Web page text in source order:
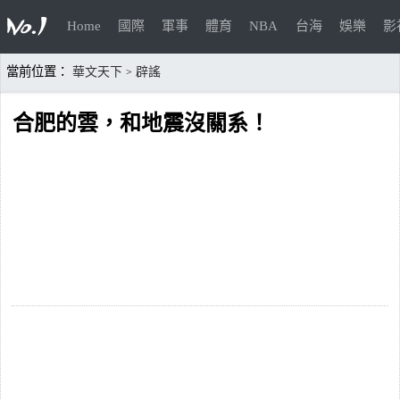
Home 國際 軍事 體育 NBA 台海 娛樂 影
當前位置： 華文天下 > 辟謠
合肥的雲，和地震沒關系！